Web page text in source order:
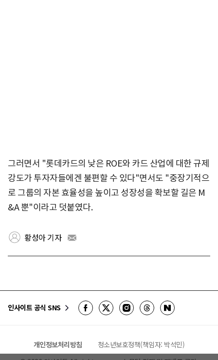
그러면서 "롯데카드의 낮은 ROE와 카드 산업에 대한 규제
강도가 투자자들에겐 불편할 수 있다"면서도 "중장기적으
로 그룹의 자본 효율성을 높이고 성장성을 확보할 길은 M
&A 뿐"이라고 덧붙였다.
황성아 기자
인사이트 공식 SNS
개인정보처리방침
청소년보호정책(책임자: 박석민)